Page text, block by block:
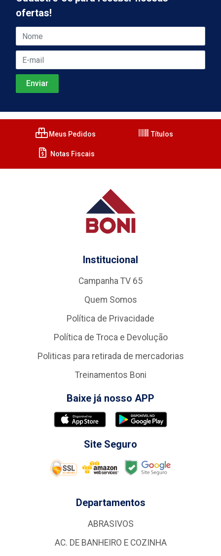
ofertas!
Meus Pedidos Títulos
Notas Fiscais
Institucional
Campanha TV 65
Quem Somos
Política de Privacidade
Política de Troca e Devolução
Politicas para retirada de mercadorias
Treinamentos Boni
Baixe já nosso APP
Site Seguro
Departamentos
ABRASIVOS
AC. DE BANHEIRO E COZINHA